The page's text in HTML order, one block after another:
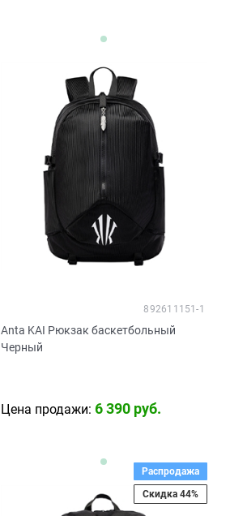
Anta KAI Рюкзак баскетбольный
Черный
892611151-1
Цена продажи: 6 390 руб.
Распродажа
Скидка 44%